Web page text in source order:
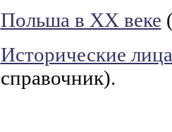
Польша в XX веке
Исторические
справочник).